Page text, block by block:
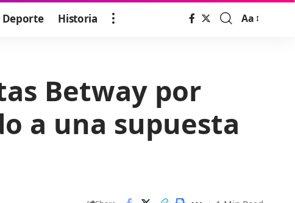
Deporte Historia
Font
Aa
Betway por
a una supuesta